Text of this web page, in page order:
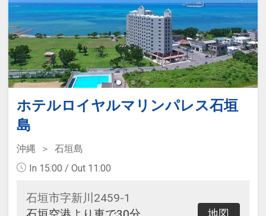
ホテルロイヤルマリンパレス石垣
島
沖縄
石垣島
In 15:00 / Out 11:00
石垣市字新川2459-1